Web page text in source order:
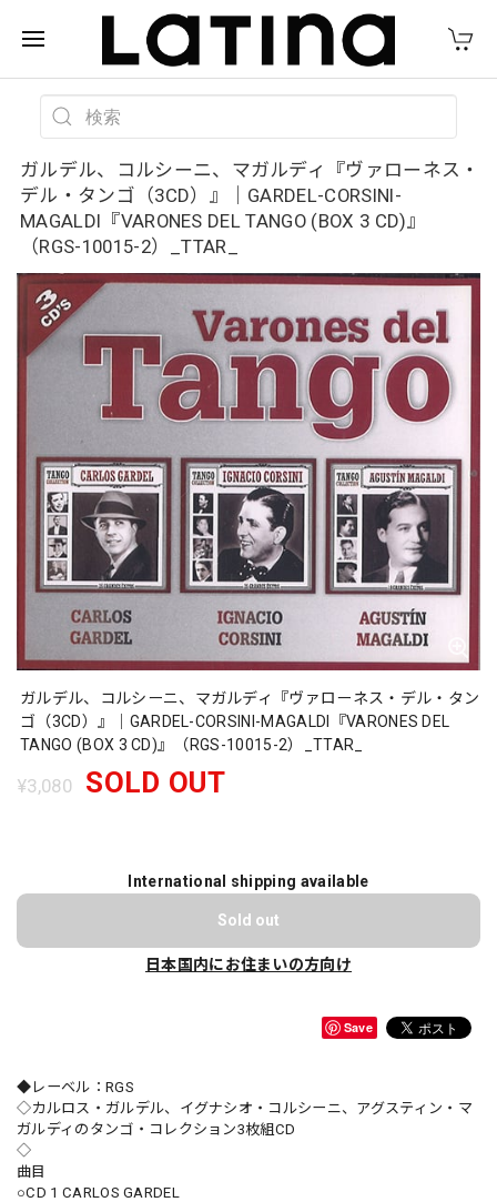
ガルデル、コルシーニ、マガルディ『ヴァローネス・
デル・タンゴ（3CD）』｜GARDEL-CORSINI-
MAGALDI『VARONES DEL TANGO (BOX 3 CD)』
（RGS-10015-2）_TTAR_
ガルデル、コルシーニ、マガルディ『ヴァローネス・デル・タン
ゴ（3CD）』｜GARDEL-CORSINI-MAGALDI『VARONES DEL
TANGO (BOX 3 CD)』（RGS-10015-2）_TTAR_
¥3,080 SOLD OUT
International shipping available
Sold out
日本国内にお住まいの方向け
Save
◆レーベル：RGS
◇カルロス・ガルデル、イグナシオ・コルシーニ、アグスティン・マ
ガルディのタンゴ・コレクション3枚組CD
◇
曲目
○CD 1 CARLOS GARDEL